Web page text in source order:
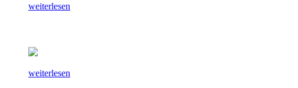
weiterlesen
weiterlesen